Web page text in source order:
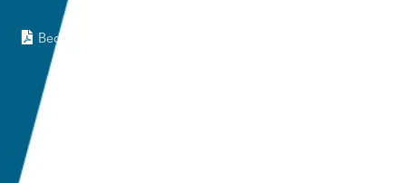
Bedieningshandleiding